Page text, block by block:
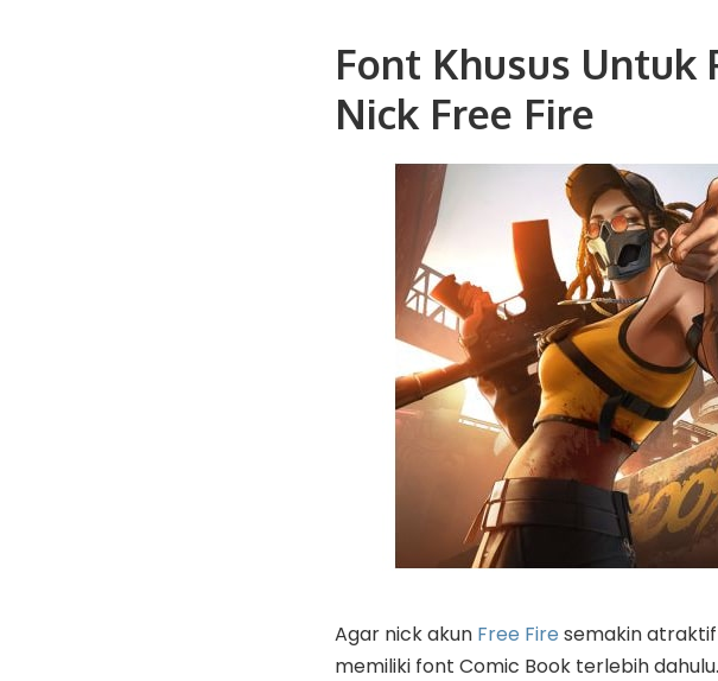
Font Khusus Untuk
Nick Free Fire
Agar nick akun Free Fire semakin
memiliki font Comic Book terlebih